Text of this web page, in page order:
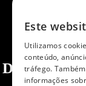
Dibaq
Este
Utilizamos
conteúdo,
tráfego.
informações